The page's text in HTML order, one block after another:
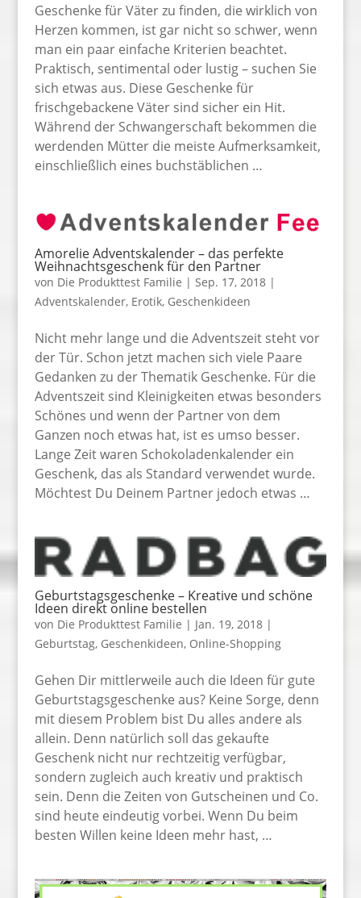
Geschenke für Väter zu finden, die wirklich von
Herzen kommen, ist gar nicht so schwer, wenn
man ein paar einfache Kriterien beachtet.
Praktisch, sentimental oder lustig – suchen Sie
sich etwas aus. Diese Geschenke für
frischgebackene Väter sind sicher ein Hit.
Während der Schwangerschaft bekommen die
werdenden Mütter die meiste Aufmerksamkeit,
einschließlich eines buchstäblichen …
Amorelie Adventskalender – das perfekte
Weihnachtsgeschenk für den Partner
von Die Produkttest Familie | Sep. 17, 2018|
Adventskalender, Erotik, Geschenkideen
Nicht mehr lange und die Adventszeit steht vor
der Tür. Schon jetzt machen sich viele Paare
Gedanken zu der Thematik Geschenke. Für die
Adventszeit sind Kleinigkeiten etwas besonders
Schönes und wenn der Partner von dem
Ganzen noch etwas hat, ist es umso besser.
Lange Zeit waren Schokoladenkalender ein
Geschenk, das als Standard verwendet wurde.
Möchtest Du Deinem Partner jedoch etwas …
Geburtstagsgeschenke – Kreative und schöne
Ideen direkt online bestellen
von Die Produkttest Familie | Jan. 19, 2018|
Geburtstag, Geschenkideen, Online-Shopping
Gehen Dir mittlerweile auch die Ideen für gute
Geburtstagsgeschenke aus? Keine Sorge, denn
mit diesem Problem bist Du alles andere als
allein. Denn natürlich soll das gekaufte
Geschenk nicht nur rechtzeitig verfügbar,
sondern zugleich auch kreativ und praktisch
sein. Denn die Zeiten von Gutscheinen und Co.
sind heute eindeutig vorbei. Wenn Du beim
besten Willen keine Ideen mehr hast, …